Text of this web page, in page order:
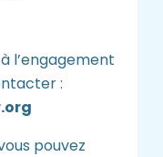
l’engagement
:
pouvez